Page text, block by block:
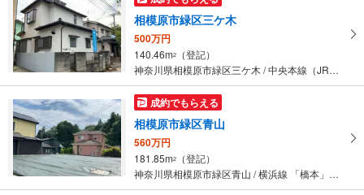
相模原市緑区三ケ木
500万円
140.46m2
（登記）
神奈川県相模原市緑区三ケ木 / 中央本線（JR東日本） 「相模湖」駅 徒歩100分
成約でもらえる
相模原市緑区青山
560万円
181.85m2
（登記）
神奈川県相模原市緑区青山 / 横浜線 「橋本」駅 徒歩128分